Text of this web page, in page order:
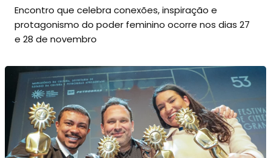
Encontro que celebra conexões, inspiração e
protagonismo do poder feminino ocorre nos dias 27
e 28 de novembro